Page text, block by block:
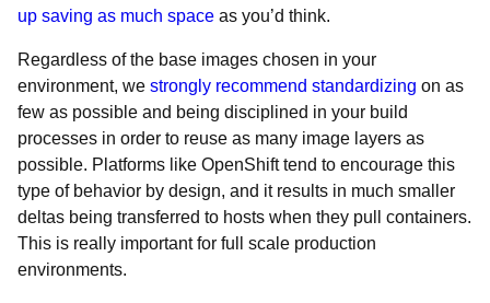
up saving as much space as you’d think.
Regardless of the base images chosen in your
environment, we strongly recommend standardizing on as
few as possible and being disciplined in your build
processes in order to reuse as many image layers as
possible. Platforms like OpenShift tend to encourage this
type of behavior by design, and it results in much smaller
deltas being transferred to hosts when they pull containers.
This is really important for full scale production
environments.